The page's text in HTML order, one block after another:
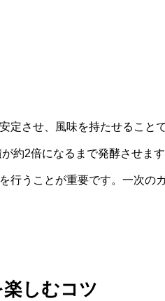
定させ、風味を持たせること
約2倍になるまで発酵させま
行うことが重要です。一次の
しむコツ